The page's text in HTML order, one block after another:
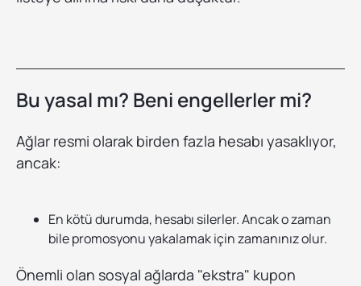
Bu yasal mı? Beni engellerler mi?
Ağlar resmi olarak birden fazla hesabı yasaklıyor,
ancak:
En kötü durumda, hesabı silerler. Ancak o zaman
bile promosyonu yakalamak için zamanınız olur.
Önemli olan sosyal ağlarda "ekstra" kupon